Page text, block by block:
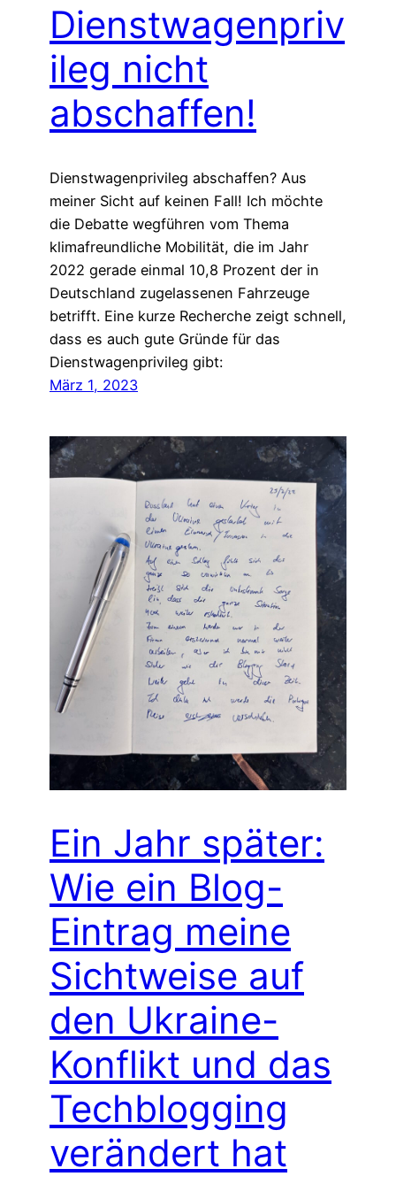
Dienstwagenpriv
ileg nicht
abschaffen!
Dienstwagenprivileg abschaffen? Aus
meiner Sicht auf keinen Fall! Ich möchte
die Debatte wegführen vom Thema
klimafreundliche Mobilität, die im Jahr
2022 gerade einmal 10,8 Prozent der in
Deutschland zugelassenen Fahrzeuge
betrifft. Eine kurze Recherche zeigt schnell,
dass es auch gute Gründe für das
Dienstwagenprivileg gibt:
März 1, 2023
Ein Jahr später:
Wie ein Blog-
Eintrag meine
Sichtweise auf
den Ukraine-
Konflikt und das
Techblogging
verändert hat